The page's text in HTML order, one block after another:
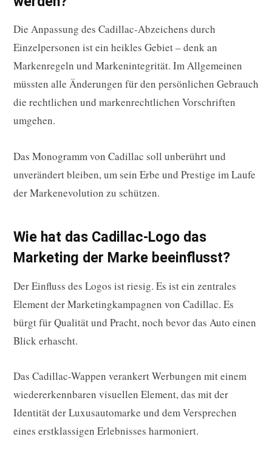
Die Anpassung des Cadillac-Abzeichens durch
Einzelpersonen ist ein heikles Gebiet – denk an
Markenregeln und Markenintegrität. Im Allgemeinen
müssten alle Änderungen für den persönlichen Gebrauch
die rechtlichen und markenrechtlichen Vorschriften
umgehen.
Das Monogramm von Cadillac soll unberührt und
unverändert bleiben, um sein Erbe und Prestige im Laufe
der Markenevolution zu schützen.
Wie hat das Cadillac-Logo das
Marketing der Marke beeinflusst?
Der Einfluss des Logos ist riesig. Es ist ein zentrales
Element der Marketingkampagnen von Cadillac. Es
bürgt für Qualität und Pracht, noch bevor das Auto einen
Blick erhascht.
Das Cadillac-Wappen verankert Werbungen mit einem
wiedererkennbaren visuellen Element, das mit der
Identität der Luxusautomarke und dem Versprechen
eines erstklassigen Erlebnisses harmoniert.